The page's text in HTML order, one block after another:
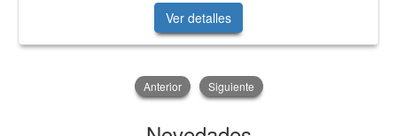
Ver detalles
Anterior Siguiente